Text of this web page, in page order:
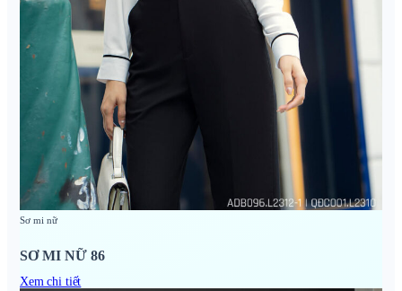
Sơ mi nữ
SƠ MI NỮ 86
Xem chi tiết